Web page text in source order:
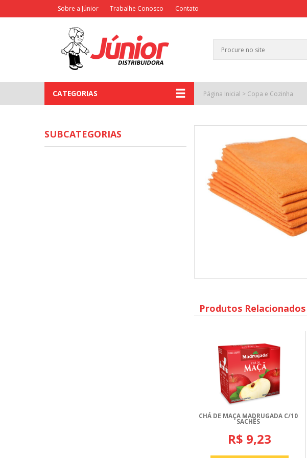
Sobre a Júnior Trabalhe Conosco Contato
CATEGORIAS Página Inicial > Copa e Cozinha
Produtos Relacionados
CHÁ DE MAÇA MADRUGADA C/10
SACHÊS
R$ 9,23
SUBCATEGORIAS